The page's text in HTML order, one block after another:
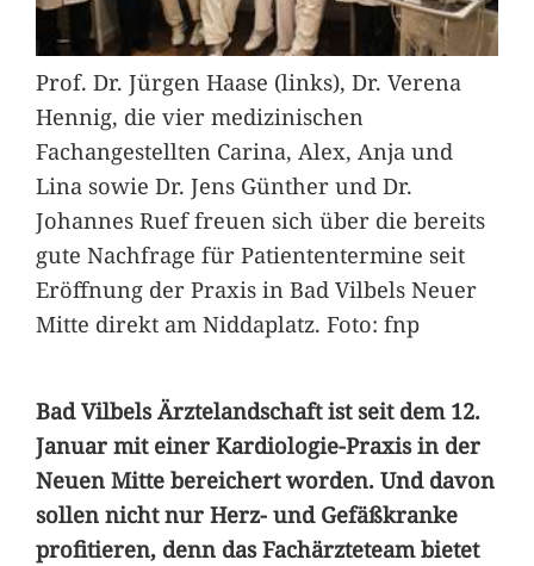
Prof. Dr. Jürgen Haase (links), Dr. Verena
Hennig, die vier medizinischen
Fachangestellten Carina, Alex, Anja und
Lina sowie Dr. Jens Günther und Dr.
Johannes Ruef freuen sich über die bereits
gute Nachfrage für Patiententermine seit
Eröffnung der Praxis in Bad Vilbels Neuer
Mitte direkt am Niddaplatz. Foto: fnp
Bad Vilbels Ärztelandschaft ist seit dem 12.
Januar mit einer Kardiologie-Praxis in der
Neuen Mitte bereichert worden. Und davon
sollen nicht nur Herz- und Gefäßkranke
profitieren, denn das Fachärzteteam bietet